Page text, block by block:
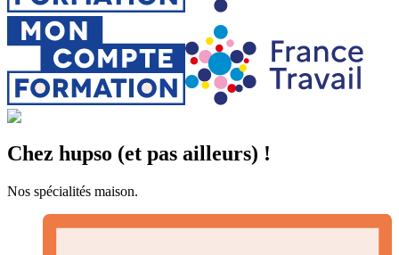
Chez hupso (et pas ailleurs) !
Nos spécialités maison.